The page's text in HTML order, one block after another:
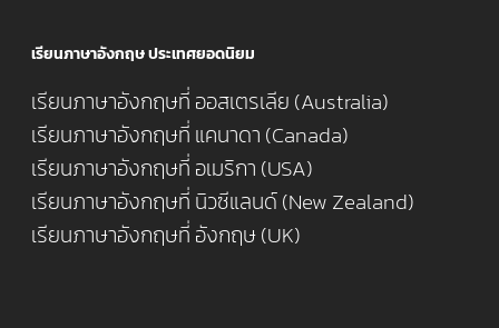
เรียนภาษาอังกฤษ ประเทศยอดนิยม
เรียนภาษาอังกฤษที่ ออสเตรเลีย (Australia)
เรียนภาษาอังกฤษที่ แคนาดา (Canada)
เรียนภาษาอังกฤษที่ อเมริกา (USA)
เรียนภาษาอังกฤษที่ นิวซีแลนด์ (New Zealand)
เรียนภาษาอังกฤษที่ อังกฤษ (UK)